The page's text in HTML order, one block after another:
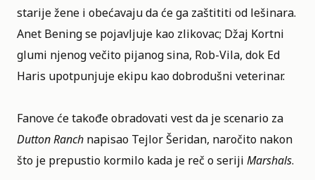
starije žene i obećavaju da će ga zaštititi od lešinara.
Anet Bening se pojavljuje kao zlikovac; Džaj Kortni
glumi njenog večito pijanog sina, Rob-Vila, dok Ed
Haris upotpunjuje ekipu kao dobrodušni veterinar.
Fanove će takođe obradovati vest da je scenariо za
Dutton Ranch napisao Tejlor Šeridan, naročito nakon
što je prepustio kormilo kada je reč o seriji Marshals.